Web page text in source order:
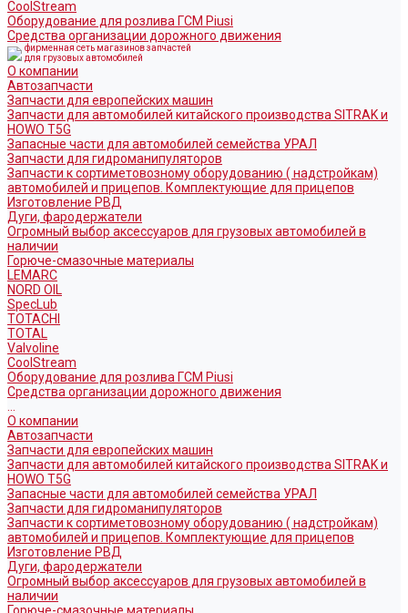
CoolStream
Оборудование для розлива ГСМ Piusi
Средства организации дорожного движения
фирменная сеть магазинов запчастей
для грузовых автомобилей
О компании
Автозапчасти
Запчасти для европейских машин
Запчасти для автомобилей китайского производства SITRAK и
HOWO T5G
Запасные части для автомобилей семейства УРАЛ
Запчасти для гидроманипуляторов
Запчасти к сортиметовозному оборудованию ( надстройкам)
автомобилей и прицепов. Комплектующие для прицепов
Изготовление РВД
Дуги, фародержатели
Огромный выбор аксессуаров для грузовых автомобилей в
наличии
Горюче-смазочные материалы
LEMARC
NORD OIL
SpecLub
TOTACHI
TOTAL
Valvoline
CoolStream
Оборудование для розлива ГСМ Piusi
Средства организации дорожного движения
О компании
Автозапчасти
Запчасти для европейских машин
Запчасти для автомобилей китайского производства SITRAK и
HOWO T5G
Запасные части для автомобилей семейства УРАЛ
Запчасти для гидроманипуляторов
Запчасти к сортиметовозному оборудованию ( надстройкам)
автомобилей и прицепов. Комплектующие для прицепов
Изготовление РВД
Дуги, фародержатели
Огромный выбор аксессуаров для грузовых автомобилей в
наличии